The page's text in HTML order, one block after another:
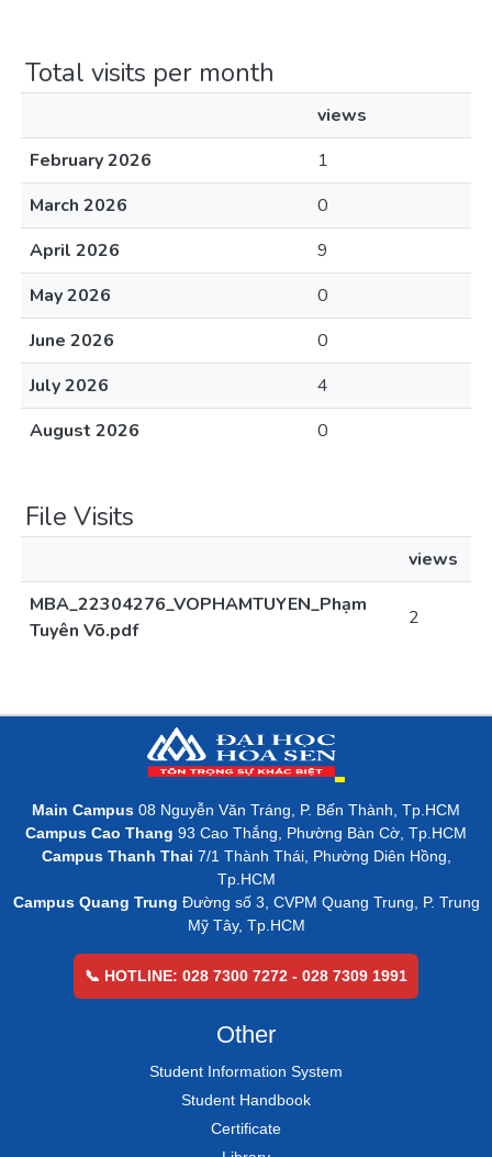
Total visits per month
views
February 2026
1
March 2026
0
April 2026
9
May 2026
0
June 2026
0
July 2026
4
August 2026
0
File Visits
views
MBA_22304276_VOPHAMTUYEN_Phạm
Tuyên Võ.pdf
2
Main Campus 08 Nguyễn Văn Tráng, P. Bến Thành, Tp.HCM
Campus Cao Thang 93 Cao Thắng, Phường Bàn Cờ, Tp.HCM
Campus Thanh Thai 7/1 Thành Thái, Phường Diên Hồng,
Tp.HCM
Campus Quang Trung Đường số 3, CVPM Quang Trung, P. Trung
Mỹ Tây, Tp.HCM
📞 HOTLINE: 028 7300 7272 - 028 7309 1991
Other
Student Information System
Student Handbook
Certificate